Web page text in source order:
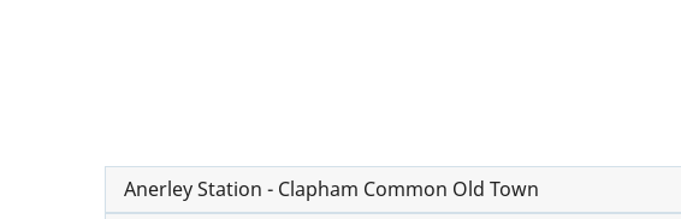
Anerley Station - Clapham Common Old Town